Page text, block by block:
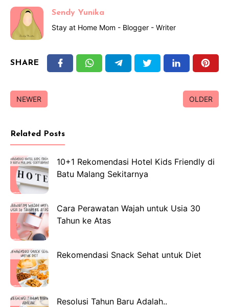
Sendy Yunika
Stay at Home Mom - Blogger - Writer
SHARE
NEWER OLDER
Related Posts
10+1 Rekomendasi Hotel Kids Friendly di
Batu Malang Sekitarnya
Cara Perawatan Wajah untuk Usia 30
Tahun ke Atas
Rekomendasi Snack Sehat untuk Diet
Resolusi Tahun Baru Adalah..